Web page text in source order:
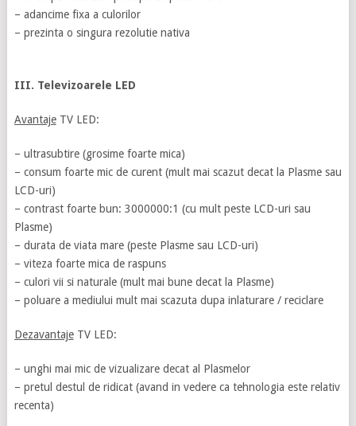
– adancime fixa a culorilor
– prezinta o singura rezolutie nativa
III. Televizoarele LED
AvantajeTV LED:
– ultrasubtire (grosime foarte mica)
– consum foarte mic de curent (mult mai scazut decat la Plasme sau
LCD-uri)
– contrast foarte bun: 3000000:1 (cu mult peste LCD-uri sau
Plasme)
– durata de viata mare (peste Plasme sau LCD-uri)
– viteza foarte mica de raspuns
– culori vii si naturale (mult mai bune decat la Plasme)
– poluare a mediului mult mai scazuta dupa inlaturare / reciclare
DezavantajeTV LED:
– unghi mai mic de vizualizare decat al Plasmelor
– pretul destul de ridicat (avand in vedere ca tehnologia este relativ
recenta)